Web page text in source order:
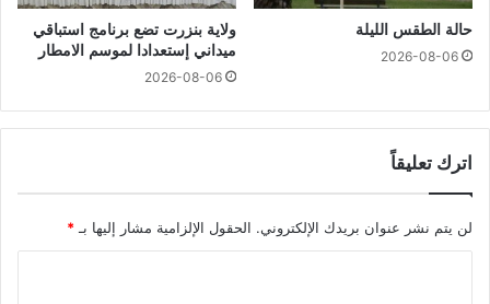
حالة الطقس الليلة
2026-08-06
ولاية بنزرت تضع برنامج استباقي
ميداني إستعدادا لموسم الامطار
2026-08-06
اترك تعليقاً
لن يتم نشر عنوان بريدك الإلكتروني. الحقول الإلزامية مشار إليها بـ *